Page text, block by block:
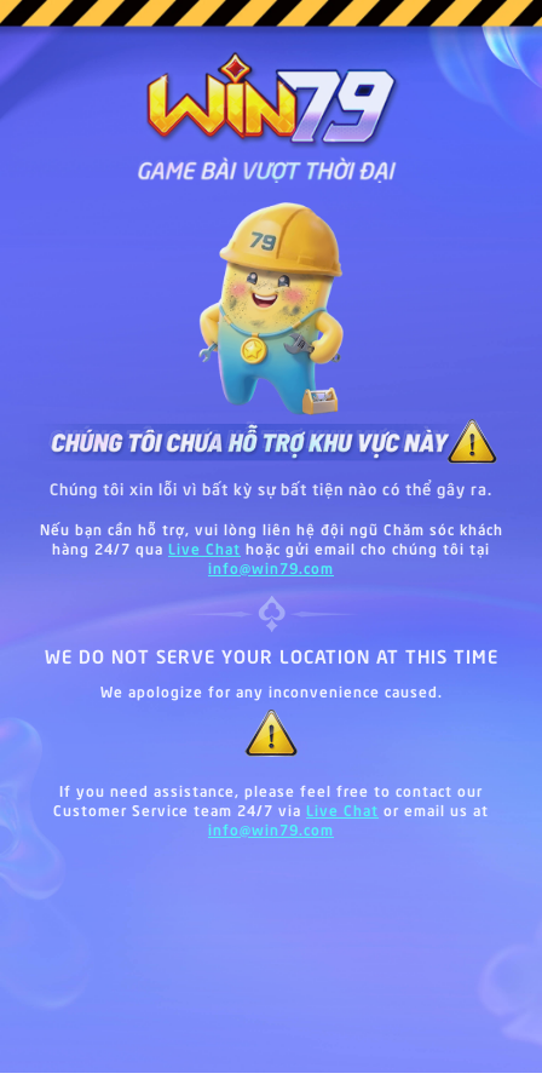
Chúng tôi xin lỗi vì bất kỳ sự bất tiện nào có thể gây ra.
Nếu bạn cần hỗ trợ, vui lòng liên hệ đội ngũ Chăm sóc khách
hàng 24/7 qua Live Chat hoặc gửi email cho chúng tôi tại
info@win79.com
WE DO NOT SERVE YOUR LOCATION AT THIS TIME
We apologize for any inconvenience caused.
If you need assistance, please feel free to contact our
Customer Service team 24/7 via Live Chat or email us at
info@win79.com